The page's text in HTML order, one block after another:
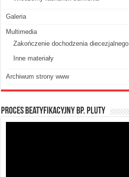
Galeria
Multimedia
Zakończenie dochodzenia diecezjalnego
Inne materiały
Archiwum strony www
Proces beatyfikacyjny Bp. Pluty